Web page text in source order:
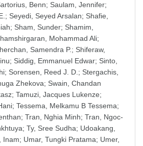
Benn; Saulam, Jennifer;
; Seyedi, Seyed Arsalan; Shafie,
; Sham, Sunder; Shamim,
Mohammad Ali;
Samendra P.; Shiferaw,
; Siddig, Emmanuel Edwar; Sinto,
; Sorensen, Reed J. D. ; Stergachis,
Zhekova; Swain, Chandan
; Tamuzi, Jacques Lukenze;
; Tessema, Melkamu B Tessema;
; Tran, Nghia Minh; Tran, Ngoc-
; Ty, Sree Sudha; Udoakang,
Inam; Umar, Tungki Pratama; Umer,